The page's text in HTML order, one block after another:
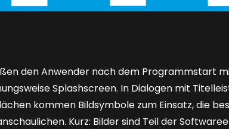
den Anwender nach dem Programmstart
Splashscreen. In Dialogen mit
kommen Bildsymbole zum Einsatz, die
Kurz: Bilder sind Teil der